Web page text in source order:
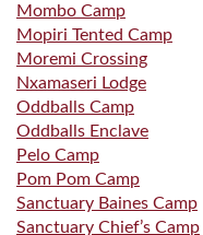
Mombo Camp
Mopiri Tented Camp
Moremi Crossing
Nxamaseri Lodge
Oddballs Camp
Oddballs Enclave
Pelo Camp
Pom Pom Camp
Sanctuary Baines Camp
Sanctuary Chief’s Camp